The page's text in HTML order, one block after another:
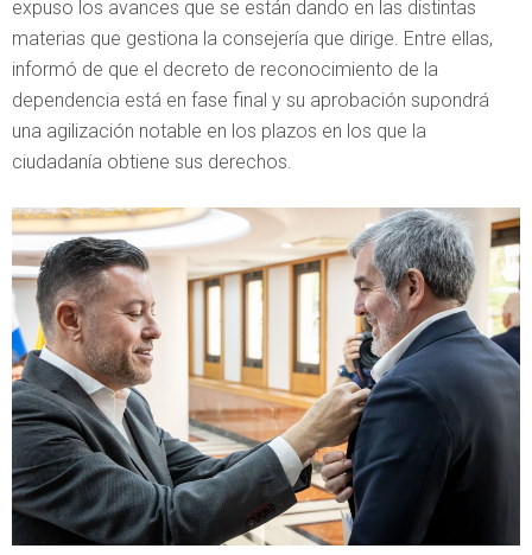
expuso los avances que se están dando en las distintas
materias que gestiona la consejería que dirige. Entre ellas,
informó de que el decreto de reconocimiento de la
dependencia está en fase final y su aprobación supondrá
una agilización notable en los plazos en los que la
ciudadanía obtiene sus derechos.